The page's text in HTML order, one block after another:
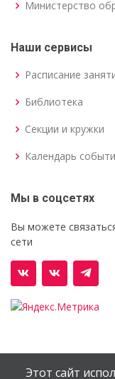
Министерство
Наши сервисы
Расписание
Библиотека
Секции и кружки
Календарь
Мы в соцсетях
Вы можете
сети
Этот сайт